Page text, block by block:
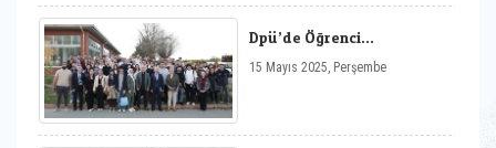
Dpü’de Öğrenci
Toplantısı
15 Mayıs 2025, Perşembe